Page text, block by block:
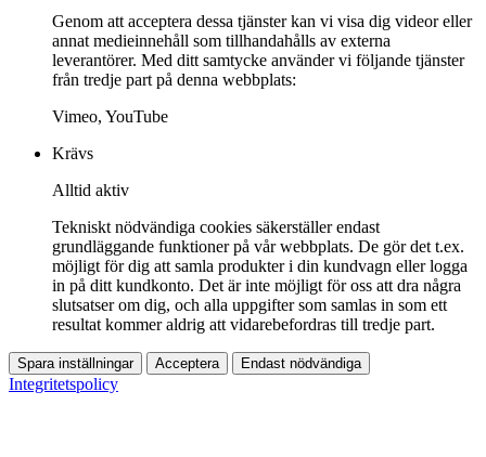
Genom att acceptera dessa tjänster kan vi visa dig videor eller
annat medieinnehåll som tillhandahålls av externa
leverantörer. Med ditt samtycke använder vi följande tjänster
från tredje part på denna webbplats:
Vimeo, YouTube
Krävs
Alltid aktiv
Tekniskt nödvändiga cookies säkerställer endast
grundläggande funktioner på vår webbplats. De gör det t.ex.
möjligt för dig att samla produkter i din kundvagn eller logga
in på ditt kundkonto. Det är inte möjligt för oss att dra några
slutsatser om dig, och alla uppgifter som samlas in som ett
resultat kommer aldrig att vidarebefordras till tredje part.
Spara inställningar Acceptera Endast nödvändiga
Integritetspolicy